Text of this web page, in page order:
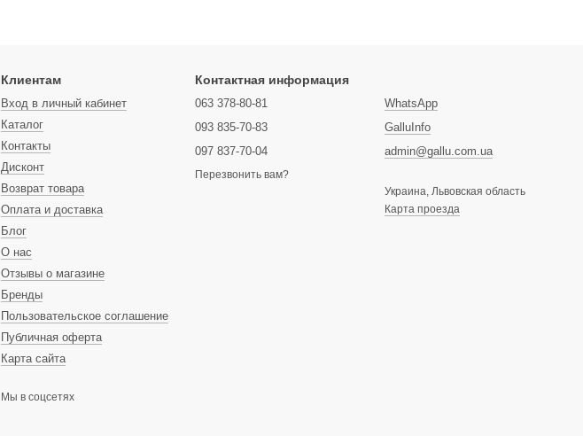
Клиентам
Вход в личный кабинет
Каталог
Контакты
Дисконт
Возврат товара
Оплата и доставка
Блог
О нас
Отзывы о магазине
Бренды
Пользовательское соглашение
Публичная оферта
Карта сайта
Мы в соцсетях
Контактная информация
063 378-80-81
093 835-70-83
097 837-70-04
Перезвонить вам?
WhatsApp
GalluInfo
admin@gallu.com.ua
Украина, Львовская область
Карта проезда